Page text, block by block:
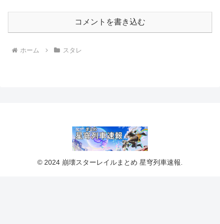
コメントを書き込む
ホーム スタレ
© 2024 崩壊スターレイルまとめ 星穹列車速報.